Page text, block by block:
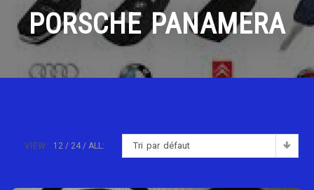
PORSCHE PANAMERA
Tri par défaut
VIEW: 12 24 ALL: